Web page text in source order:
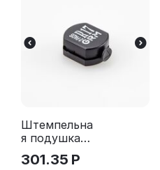
Штемпельна
я подушка
для GRM R17
2Pads
301.35 Р